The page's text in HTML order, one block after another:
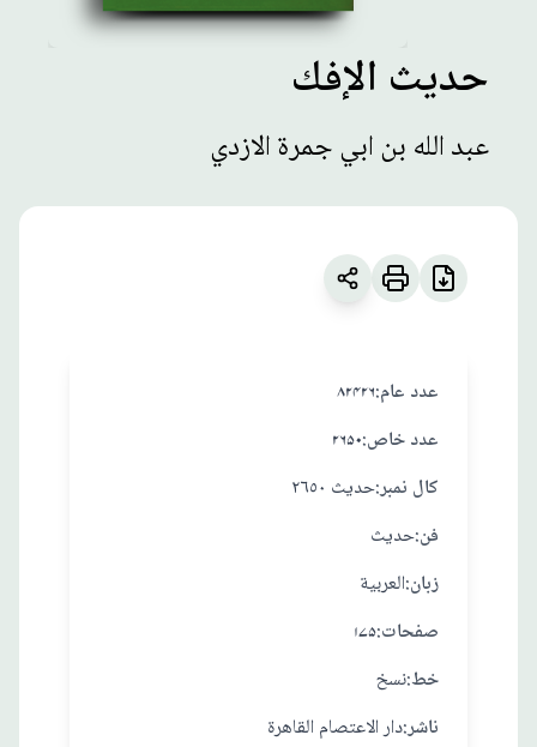
حديث الإفك
حديث الإفك
عبد الله بن ابي جمرة الازدي
۸۲۴۲۶ :عدد عام
۲۶۵۰ :عدد خاص
حديث ٢٦٥٠:کال نمبر
حديث:فن
العربية :زبان
۱۷۵ :صفحات
نسخ:خط
دار الاعتصام القاهرة:ناشر